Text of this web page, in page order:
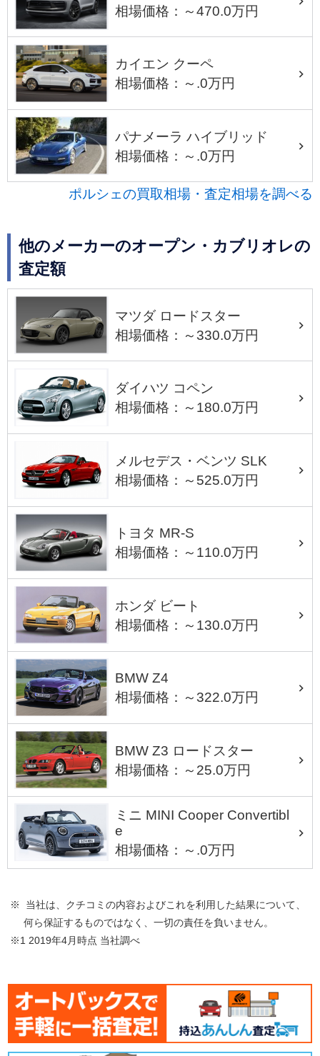
相場価格：～470.0万円
カイエン クーペ
相場価格：～.0万円
パナメーラ ハイブリッド
相場価格：～.0万円
ポルシェの買取相場・査定相場を調べる
他のメーカーのオープン・カブリオレの
査定額
マツダ ロードスター
相場価格：～330.0万円
ダイハツ コペン
相場価格：～180.0万円
メルセデス・ベンツ SLK
相場価格：～525.0万円
トヨタ MR-S
相場価格：～110.0万円
ホンダ ビート
相場価格：～130.0万円
BMW Z4
相場価格：～322.0万円
BMW Z3 ロードスター
相場価格：～25.0万円
ミニ MINI Cooper Convertibl
e
相場価格：～.0万円
※ 当社は、クチコミの内容およびこれを利用した結果について、
何ら保証するものではなく、一切の責任を負いません。
※1 2019年4月時点 当社調べ